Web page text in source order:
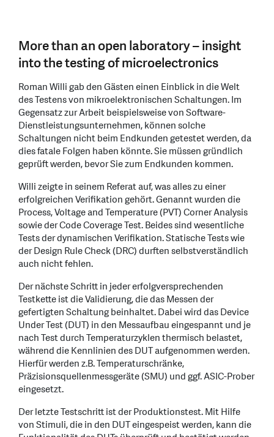
More than an open laboratory – insight
into the testing of microelectronics
Roman Willi gab den Gästen einen Einblick in die Welt
des Testens von mikroelektronischen Schaltungen. Im
Gegensatz zur Arbeit beispielsweise von Software-
Dienstleistungsunternehmen, können solche
Schaltungen nicht beim Endkunden getestet werden, da
dies fatale Folgen haben könnte. Sie müssen gründlich
geprüft werden, bevor Sie zum Endkunden kommen.
Willi zeigte in seinem Referat auf, was alles zu einer
erfolgreichen Verifikation gehört. Genannt wurden die
Process, Voltage and Temperature (PVT) Corner Analysis
sowie der Code Coverage Test. Beides sind wesentliche
Tests der dynamischen Verifikation. Statische Tests wie
der Design Rule Check (DRC) durften selbstverständlich
auch nicht fehlen.
Der nächste Schritt in jeder erfolgversprechenden
Testkette ist die Validierung, die das Messen der
gefertigten Schaltung beinhaltet. Dabei wird das Device
Under Test (DUT) in den Messaufbau eingespannt und je
nach Test durch Temperaturzyklen thermisch belastet,
während die Kennlinien des DUT aufgenommen werden.
Hierfür werden z.B. Temperaturschränke,
Präzisionsquellenmessgeräte (SMU) und ggf. ASIC-Prober
eingesetzt.
Der letzte Testschritt ist der Produktionstest. Mit Hilfe
von Stimuli, die in den DUT eingespeist werden, kann die